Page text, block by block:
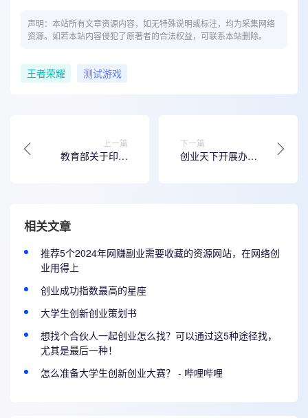
声明：本站所有文章资源内容，如无特殊说明或标注，均为采集网络
资源。如若本站内容侵犯了原著者的合法权益，可联系本站删除。
王者荣耀 测试游戏
上一篇
教育部关于印发
下一篇
创业天下开展办公
相关文章
推荐5个2024年网赚副业需要收藏的资源网站，在网络创
业用得上
创业成功指数最高的星座
大学生创新创业策划书
想找个合伙人一起创业怎么找？可以通过这5种途径找，
尤其是最后一种！
怎么准备大学生创新创业大赛？ - 哔哩哔哩